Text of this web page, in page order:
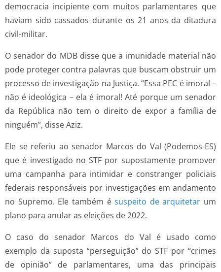
democracia incipiente com muitos parlamentares que
haviam sido cassados durante os 21 anos da ditadura
civil-militar.
O senador do MDB disse que a imunidade material não
pode proteger contra palavras que buscam obstruir um
processo de investigação na Justiça. “Essa PEC é imoral –
não é ideológica – ela é imoral! Até porque um senador
da República não tem o direito de expor a família de
ninguém”, disse Aziz.
Ele se referiu ao senador Marcos do Val (Podemos-ES)
que é investigado no STF por supostamente promover
uma campanha para intimidar e constranger policiais
federais responsáveis por investigações em andamento
no Supremo. Ele também ésuspeito de arquitetar um
plano para anular as eleições de 2022.
O caso do senador Marcos do Val é usado como
exemplo da suposta “perseguição” do STF por “crimes
de opinião” de parlamentares, uma das principais